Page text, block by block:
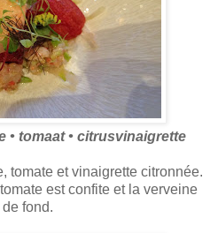
• tomaat • citrusvinaigrette
tomate et vinaigrette citronnée.
est confite et la verveine
fond.